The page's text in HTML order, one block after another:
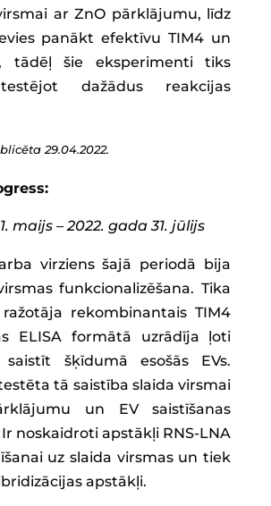
ar ZnO pārklājumu, līdz
panākt efektīvu TIM4 un
tādēļ šie eksperimenti tiks
dažādus reakcijas
29.04.2022.
maijs – 2022. gada 31. jūlijs
virziens šajā periodā bija
funkcionalizēšana. Tika
rekombinantais TIM4
ELISA formātā uzrādīja ļoti
šķīdumā esošās EVs.
tā saistība slaida virsmai
un EV saistīšanas
noskaidroti apstākļi RNS-LNA
uz slaida virsmas un tiek
apstākļi.